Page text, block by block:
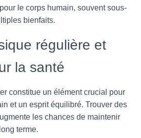
le corps humain, souvent sous-
bienfaits.
régulière et
la santé
constitue un élément crucial pour
et un esprit équilibré. Trouver des
les chances de maintenir
terme.